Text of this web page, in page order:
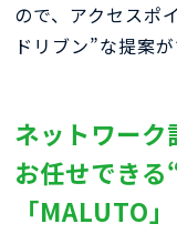
ので、アクセスポ
ドリブン”な提案
ネットワーク
お任せでき
「MALUTO」